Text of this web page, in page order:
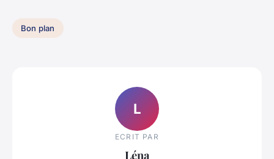
Bon plan
L
ECRIT PAR
Léna